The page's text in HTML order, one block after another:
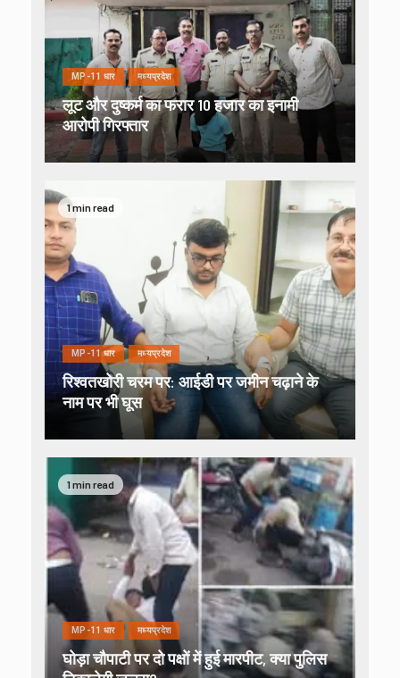
MP-11 धार मध्यप्रदेश
लूट और दुष्कर्म का फरार 10 हजार का इनामी
आरोपी गिरफ्तार
1 min read
MP-11 धार मध्यप्रदेश
रिश्वतखोरी चरम पर: आईडी पर जमीन चढ़ाने के
नाम पर भी घूस
1 min read
MP-11 धार मध्यप्रदेश
घोड़ा चौपाटी पर दो पक्षों में हुई मारपीट, क्या पुलिस